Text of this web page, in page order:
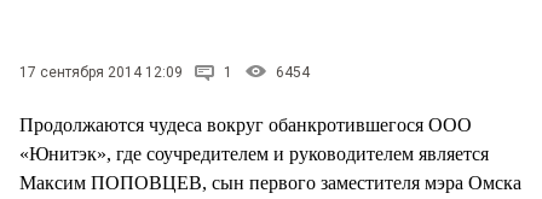
17 сентября 2014 12:09 1 6454
Продолжаются чудеса вокруг обанкротившегося ООО
«Юнитэк», где соучредителем и руководителем является
Максим ПОПОВЦЕВ, сын первого заместителя мэра Омска